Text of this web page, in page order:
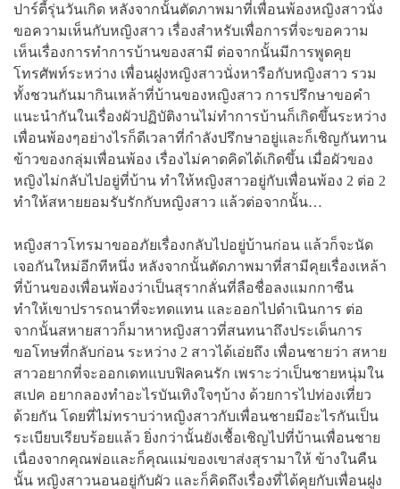
ปาร์ตี้รุ่นวันเกิด หลังจากนั้นตัดภาพมาที่เพื่อนพ้องหญิงสาวนั่ง
ขอความเห็นกับหญิงสาว เรื่องสำหรับเพื่อการที่จะขอความ
เห็นเรื่องการทำการบ้านของสามี ต่อจากนั้นมีการพูดคุย
โทรศัพท์ระหว่าง เพื่อนฝูงหญิงสาวนั่งหารือกับหญิงสาว รวม
ทั้งชวนกันมากินเหล้าที่บ้านของหญิงสาว การปรึกษาขอคำ
แนะนำกันในเรื่องผัวปฏิบัติงานไม่ทำการบ้านก็เกิดขึ้นระหว่าง
เพื่อนพ้องๆอย่างไรก็ดีเวลาที่กำลังปรึกษาอยู่และก็เชิญกันทาน
ข้าวของกลุ่มเพื่อนพ้อง เรื่องไม่คาดคิดได้เกิดขึ้น เมื่อผัวของ
หญิงไม่กลับไปอยู่ที่บ้าน ทำให้หญิงสาวอยู่กับเพื่อนพ้อง 2 ต่อ 2
ทำให้สหายยอมรับรักกับหญิงสาว แล้วต่อจากนั้น…
หญิงสาวโทรมาขออภัยเรื่องกลับไปอยู่บ้านก่อน แล้วก็จะนัด
เจอกันใหม่อีกทีหนึ่ง หลังจากนั้นตัดภาพมาที่สามีคุยเรื่องเหล้า
ที่บ้านของเพื่อนพ้องว่าเป็นสุรากลั่นที่ลือชื่อลงแมกกาซีน
ทำให้เขาปรารถนาที่จะทดแทน และออกไปดำเนินการ ต่อ
จากนั้นสหายสาวก็มาหาหญิงสาวที่สนทนาถึงประเด็นการ
ขอโทษที่กลับก่อน ระหว่าง 2 สาวได้เอ่ยถึง เพื่อนชายว่า สหาย
สาวอยากที่จะออกเดทแบบฟิลคนรัก เพราะว่าเป็นชายหนุ่มใน
สเปค อยากลองทำอะไรบันเทิงใจๆบ้าง ด้วยการไปท่องเที่ยว
ด้วยกัน โดยที่ไม่ทราบว่าหญิงสาวกับเพื่อนชายมีอะไรกันเป็น
ระเบียบเรียบร้อยแล้ว ยิ่งกว่านั้นยังเชื้อเชิญไปที่บ้านเพื่อนชาย
เนื่องจากคุณพ่อและก็คุณแม่ของเขาส่งสุรามาให้ ข้างในคืน
นั้น หญิงสาวนอนอยู่กับผัว และก็คิดถึงเรื่องที่ได้คุยกับเพื่อนฝูง